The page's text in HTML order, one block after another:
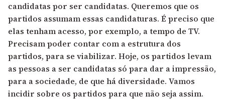
candidatas por ser candidatas. Queremos que os
partidos assumam essas candidaturas. É preciso que
elas tenham acesso, por exemplo, a tempo de TV.
Precisam poder contar com a estrutura dos
partidos, para se viabilizar. Hoje, os partidos levam
as pessoas a ser candidatas só para dar a impressão,
para a sociedade, de que há diversidade. Vamos
incidir sobre os partidos para que não seja assim.